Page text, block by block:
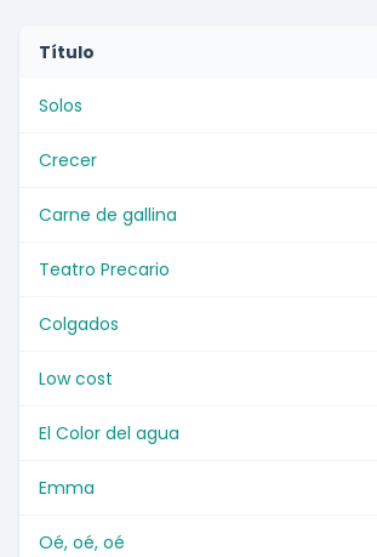
Título
Solos
Crecer
Carne de gallina
Teatro Precario
Colgados
Low cost
El Color del agua
Emma
Oé, oé, oé